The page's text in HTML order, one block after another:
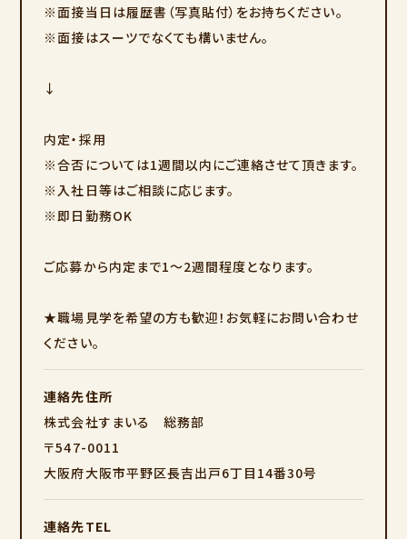
※面接当日は履歴書（写真貼付）をお持ちください。
※面接はスーツでなくても構いません。
↓
内定・採用
※合否については1週間以内にご連絡させて頂きます。
※入社日等はご相談に応じます。
※即日勤務OK
ご応募から内定まで1～2週間程度となります。
★職場見学を希望の方も歓迎！お気軽にお問い合わせ
ください。
連絡先住所
株式会社すまいる 総務部
〒547-0011
大阪府大阪市平野区長吉出戸6丁目14番30号
連絡先TEL